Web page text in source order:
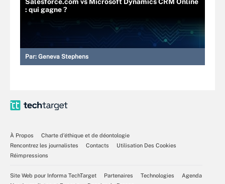
: qui gagne ?
Par: Geneva Stephens
À Propos
Charte d’éthique et de déontologie
Rencontrez les journalistes
Contacts
Utilisation Des Cookies
Réimpressions
Site Web pour Informa TechTarget Partenaires Technologies
Agenda